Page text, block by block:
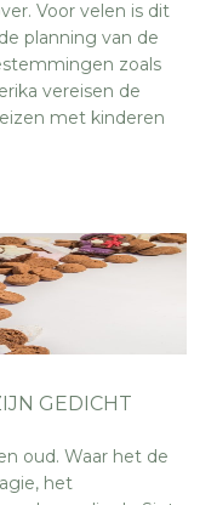
Voor velen is dit
planning van de
zoals
vereisen de
met kinderen
GEDICHT
oud. Waar het de
het